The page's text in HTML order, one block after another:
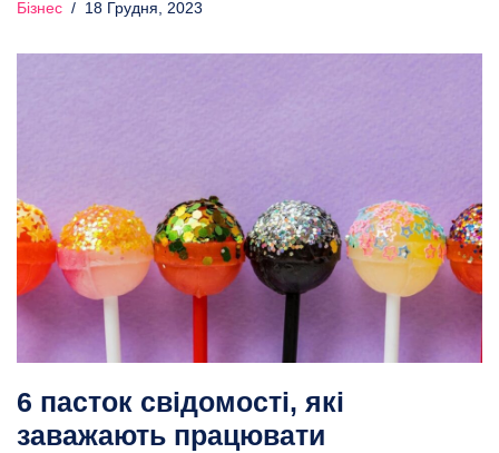
Бізнес 18 Грудня, 2023
6 пасток свідомості, які
заважають працювати